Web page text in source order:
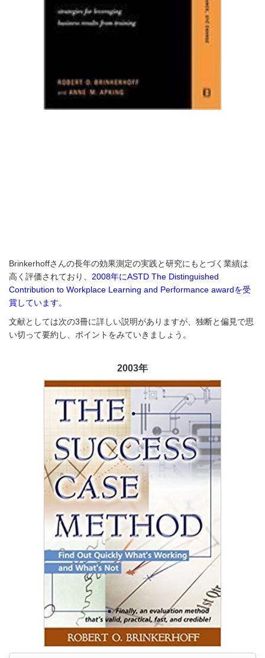
Brinkerhoffさんの長年の効果測定の実践と研究にもとづく業績は
高く評価されており、 2008年にASTD The Distinguished
Contribution to Workplace Learning and Performance awardを受
賞しています。
文献としては次の3冊に詳しい説明がありますが、独断と偏見で思
い切って要約し、ポイントをみていきましょう。
2003年